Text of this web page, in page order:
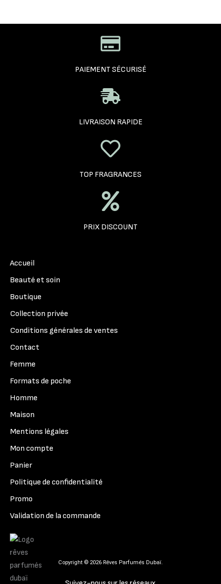
PAIEMENT SÉCURISÉ
LIVRAISON RAPIDE
TOP FRAGRANCES
PRIX DISCOUNT
Accueil
Beauté et soin
Boutique
Collection privée
Conditions générales de ventes
Contact
Femme
Formats de poche
Homme
Maison
Mentions légales
Mon compte
Panier
Politique de confidentialité
Promo
Validation de la commande
Copyright © 2026 Rêves Parfumés Dubaï.